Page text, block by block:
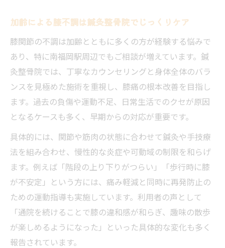
加齢による膝不調は鍼灸整骨院でじっくりケア
膝関節の不調は加齢とともに多くの方が経験する悩みで
あり、特に南福岡駅周辺でもご相談が増えています。鍼
灸整骨院では、丁寧なカウンセリングと身体全体のバラ
ンスを見極めた施術を重視し、膝痛の根本改善を目指し
ます。過去の負傷や運動不足、日常生活でのクセが原因
となるケースも多く、早期からの対応が重要です。
具体的には、関節や筋肉の状態に合わせて鍼灸や手技療
法を組み合わせ、慢性的な炎症や可動域の制限を和らげ
ます。例えば「階段の上り下りがつらい」「歩行時に膝
が不安定」という方には、痛み軽減と同時に再発防止の
ための運動指導も実施しています。利用者の声として
「通院を続けることで膝の違和感が和らぎ、趣味の散歩
が楽しめるようになった」といった具体的な変化も多く
報告されています。